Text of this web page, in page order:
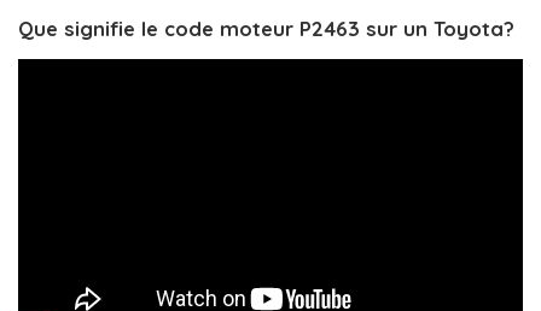
Que signifie le code moteur P2463 sur un Toyota?